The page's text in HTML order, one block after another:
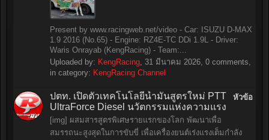
Present by www.racingweb.net/video - Car: ISUZU D-MAX
1.9 2016 (No.65) - Engine: RZ4E-TC DDi 1.9L - Driver:
Waris Onrayab (KengRacing) - Team:...
Uploaded by: KengRacing, 31 มีนาคม 2026, 0 comments,
in category: KengRacing Channel
หัวข้อ
ปตท. เปิดตัวเทคโนโลยีน้ำมันสูตรใหม่ PTT
UltraForce Diesel นวัตกรรมแห่งความแรง
[img] ผสมสารสูตรพิเศษรายแรกของโลก พัฒนาเพื่อ
สมรรถนะสูงสุดในการขับขี่ เพื่อเครื่องยนต์เร่งแรงเต็มกำลัง